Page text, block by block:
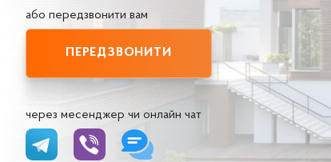
або передзвонити вам
ПЕРЕДЗВОНИТИ
через месенджер чи онлайн чат